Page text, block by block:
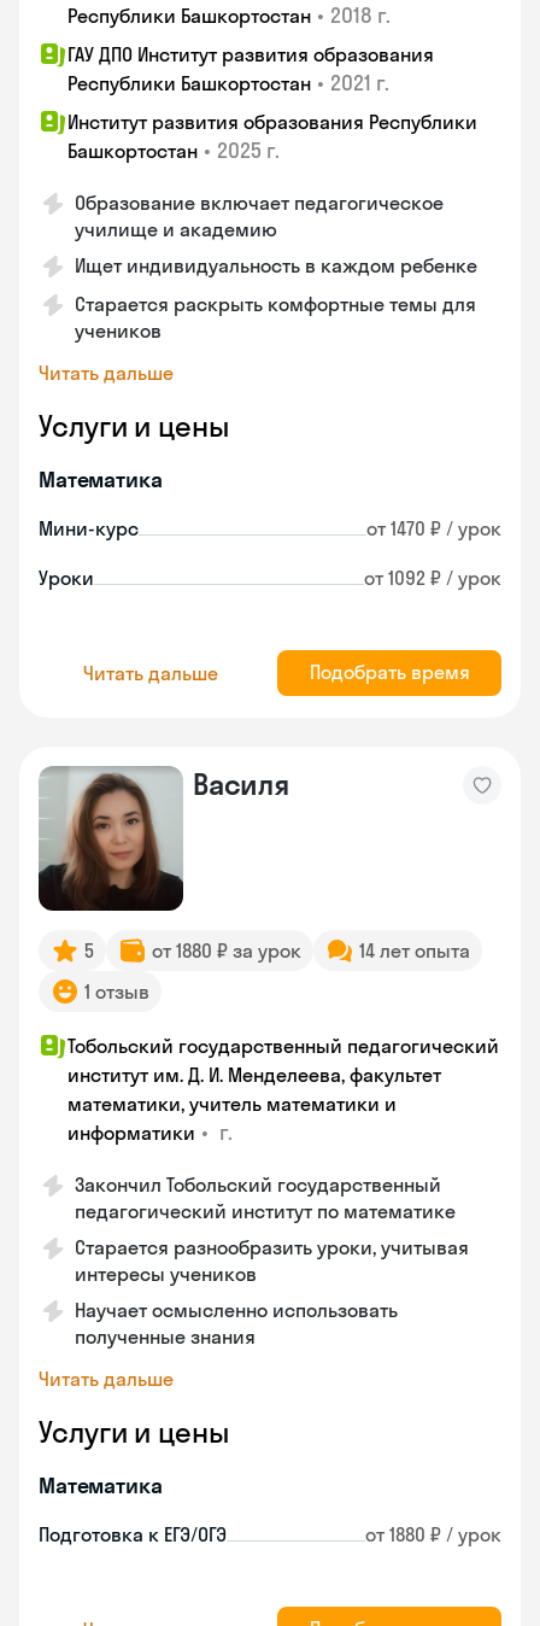
Республики Башкортостан • 2018 г.
ГАУ ДПО Институт развития образования
Республики Башкортостан • 2021 г.
Институт развития образования Республики
Башкортостан • 2025 г.
Образование включает педагогическое
училище и академию
Ищет индивидуальность в каждом ребенке
Старается раскрыть комфортные темы для
учеников
Читать дальше
Услуги и цены
Математика
Мини-курс от 1470 ₽ / урок
Уроки от 1092 ₽ / урок
Читать дальше Подобрать время
Василя
5 от 1880 ₽ за урок
14 лет опыта
1 отзыв
Тобольский государственный педагогический
институт им. Д. И. Менделеева, факультет
математики, учитель математики и
информатики • г.
Закончил Тобольский государственный
педагогический институт по математике
Старается разнообразить уроки, учитывая
интересы учеников
Научает осмысленно использовать
полученные знания
Читать дальше
Услуги и цены
Математика
Подготовка к ЕГЭ/ОГЭ от 1880 ₽ / урок